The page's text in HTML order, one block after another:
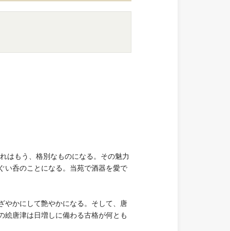
はもう、格別なものになる。その魅力
い呑のことになる。当苑で酒器を愛で
やかにして艶やかになる。そして、唐
絵唐津は日増しに備わる古格が何とも